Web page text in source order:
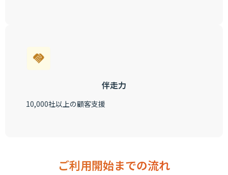
伴走力
10,000社以上の顧客支援
ご利用開始までの流れ